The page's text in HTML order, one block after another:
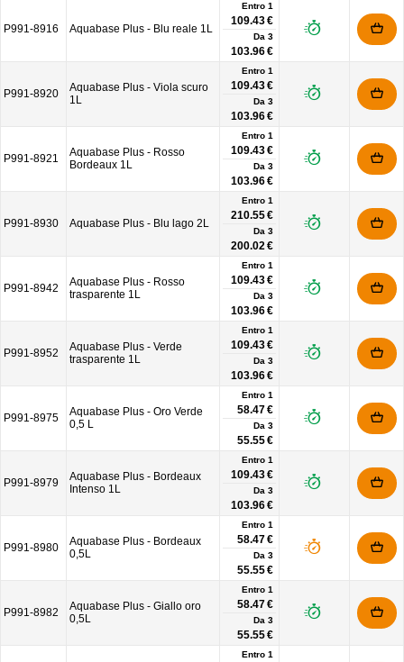
P991-8916 Aquabase Plus - Blu reale 1L
Entro 1
109.43 €
Da 3
103.96 €
P991-8920
Aquabase Plus - Viola scuro
1L
Entro 1
109.43 €
Da 3
103.96 €
P991-8921
Aquabase Plus - Rosso
Bordeaux 1L
Entro 1
109.43 €
Da 3
103.96 €
P991-8930 Aquabase Plus - Blu lago 2L
Entro 1
210.55 €
Da 3
200.02 €
P991-8942
Aquabase Plus - Rosso
trasparente 1L
Entro 1
109.43 €
Da 3
103.96 €
P991-8952
Aquabase Plus - Verde
trasparente 1L
Entro 1
109.43 €
Da 3
103.96 €
P991-8975
Aquabase Plus - Oro Verde
0,5 L
Entro 1
58.47 €
Da 3
55.55 €
P991-8979
Aquabase Plus - Bordeaux
Intenso 1L
Entro 1
109.43 €
Da 3
103.96 €
P991-8980
Aquabase Plus - Bordeaux
0,5L
Entro 1
58.47 €
Da 3
55.55 €
P991-8982
Aquabase Plus - Giallo oro
0,5L
Entro 1
58.47 €
Da 3
55.55 €
Entro 1